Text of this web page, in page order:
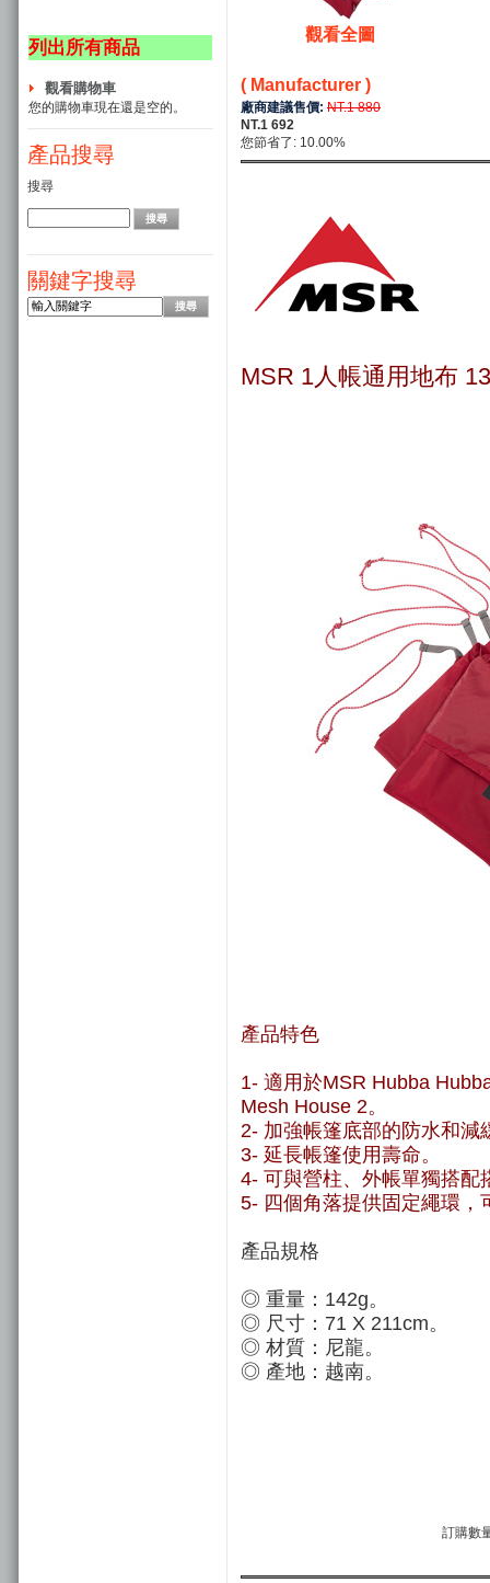
列出所有商品
觀看購物車
您的購物車現在還是空的。
產品搜尋
搜尋
關鍵字搜尋
觀看全圖
( Manufacturer )
廠商建議售價: NT.1 880
NT.1 692
您節省了: 10.00%
MSR 1人帳通用地布
產品特色
1- 適用於MSR Hubba
Mesh House 2。
2- 加強帳篷底部的防水和減
3- 延長帳篷使用壽命。
4- 可與營柱、外帳單獨搭配
5- 四個角落提供固定繩環，
產品規格
◎ 重量：142g。
◎ 尺寸：71 X 211cm。
◎ 材質：尼龍。
◎ 產地：越南。
訂購數